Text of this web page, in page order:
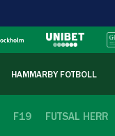
HAMMARBY FOTBOLL
F19 FUTSAL HERR